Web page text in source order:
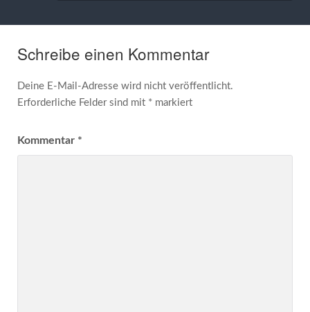
Schreibe einen Kommentar
Deine E-Mail-Adresse wird nicht veröffentlicht.
Erforderliche Felder sind mit *markiert
Kommentar *